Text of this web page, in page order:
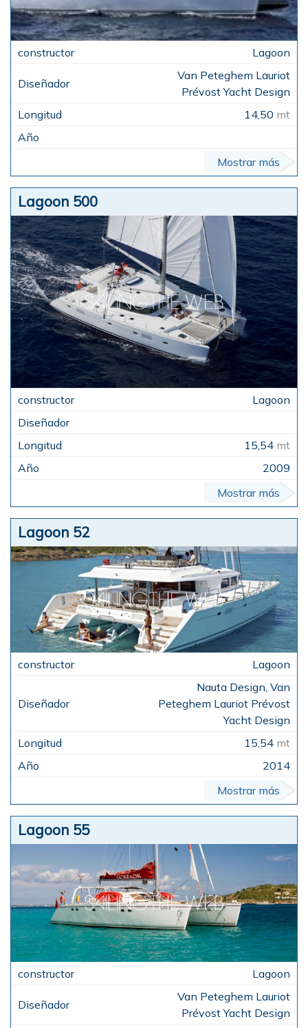
Lagoon
Van Peteghem Lauriot
Prévost Yacht Design
14,50 mt
Mostrar más
Lagoon 500
Lagoon
15,54 mt
2009
Mostrar más
Lagoon 52
Lagoon
Nauta Design, Van
Peteghem Lauriot Prévost
Yacht Design
15,54 mt
2014
Mostrar más
Lagoon 55
Lagoon
Van Peteghem Lauriot
Prévost Yacht Design